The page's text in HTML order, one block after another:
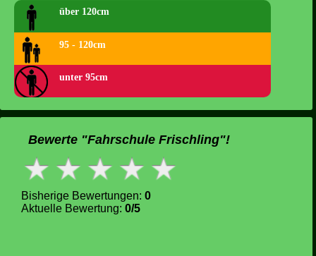
über 120cm
95 - 120cm
unter 95cm
Bewerte "Fahrschule Frischling"!
Bisherige Bewertungen: 0
Aktuelle Bewertung: 0/5